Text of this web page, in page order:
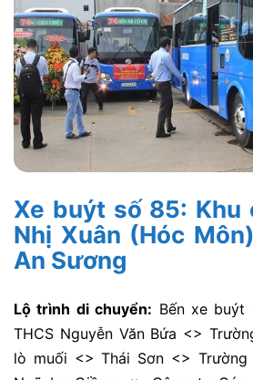
Xe buýt số 85: Khu
Nhị Xuân (Hóc
An Sương
Lộ trình di chuyển: Bến xe buýt
THCS Nguyễn Văn Bứa <>
lò muối <> Thái Sơn <> Trường